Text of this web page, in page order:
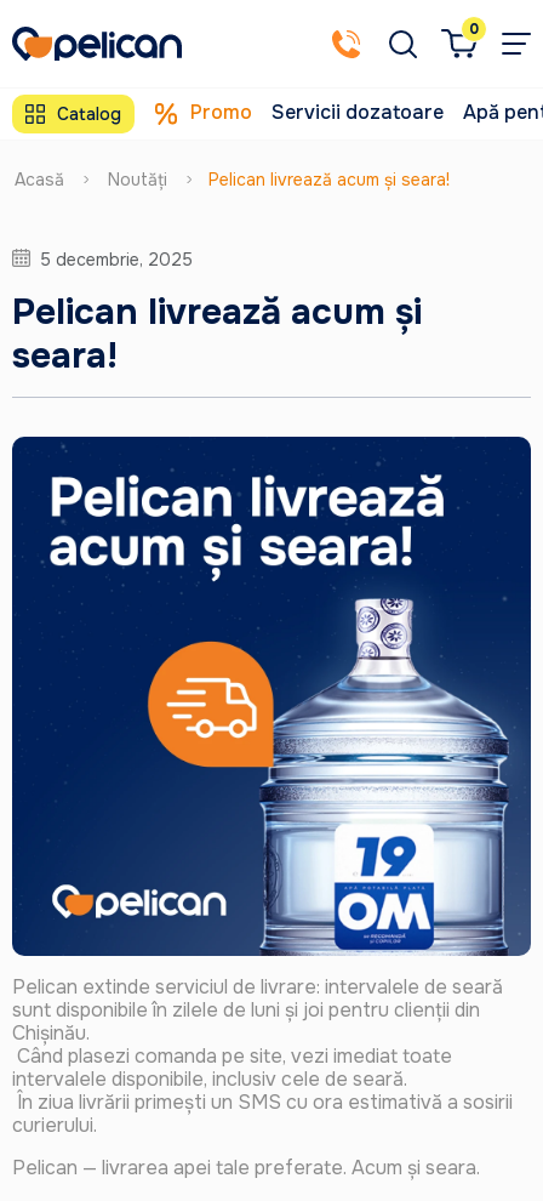
0
Catalog Promo Servicii dozatoare Apă
Acasă Noutăți Pelican livrează acum și seara!
5 decembrie, 2025
Pelican livrează acum și
seara!
Pelican extinde serviciul de livrare: intervalele de seară
sunt disponibile în zilele de luni și joi pentru clienții din
Chișinău.
Când plasezi comanda pe site, vezi imediat toate
intervalele disponibile, inclusiv cele de seară.
În ziua livrării primești un SMS cu ora estimativă a sosirii
curierului.
Pelican — livrarea apei tale preferate. Acum și seara.